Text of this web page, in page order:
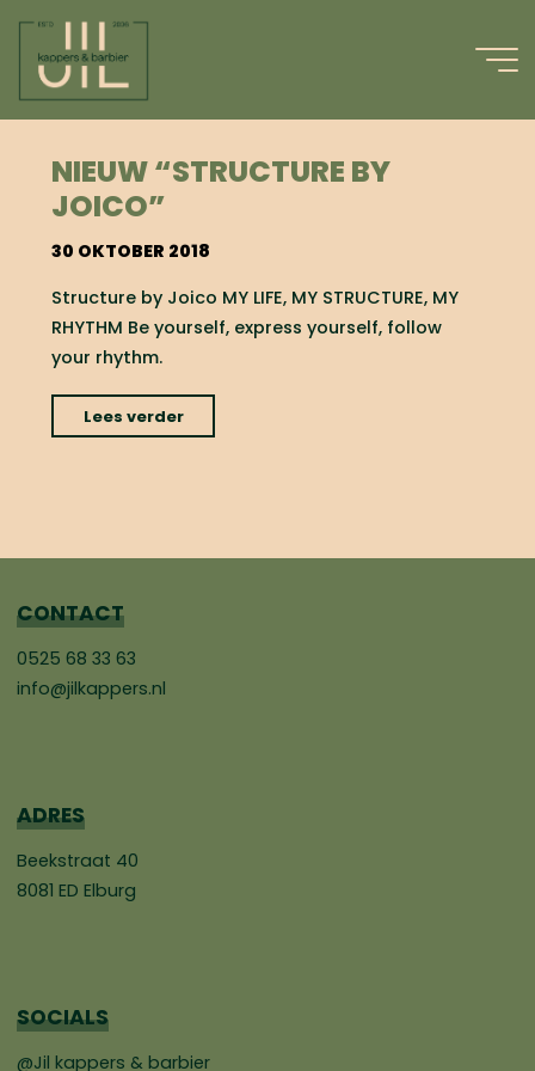
inhoud
NIEUW “STRUCTURE BY
JOICO”
30 OKTOBER 2018
Structure by Joico MY LIFE, MY STRUCTURE, MY
RHYTHM Be yourself, express yourself, follow
your rhythm.
Lees verder
“Structure
CONTACT
0525 68 33 63
info@jilkappers.nl
ADRES
Beekstraat 40
8081 ED Elburg
SOCIALS
@Jil kappers & barbier